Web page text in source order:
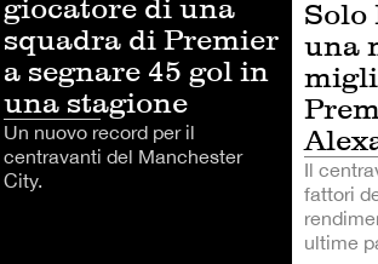
giocatore di una
squadra di Premier
a segnare 45 gol in
una stagione
Un nuovo record per il
centravanti del Manchester
City.
Solo
una
Il
fattori
ultime